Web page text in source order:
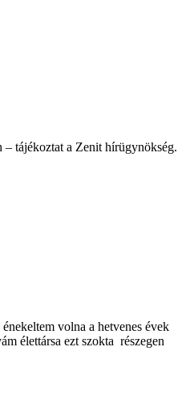
– tájékoztat a Zenit hírügynökség.
volna a hetvenes évek
élettársa ezt szokta részegen